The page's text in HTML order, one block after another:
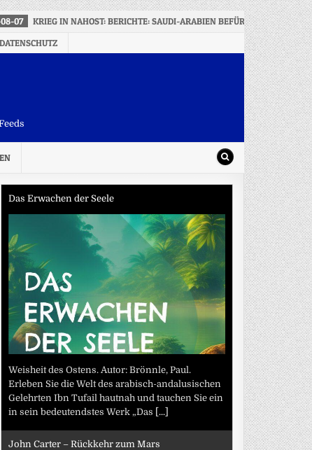
07
KRIEG IN NAHOST: BERICHTE: SAUDI-ARABIEN BEFÜRCHTET
Das Erwachen der Seele
Weisheit des Ostens. Autor: Brönnle, Paul.
Erleben Sie die Welt des arabisch-andalusischen
Gelehrten Ibn Tufail hautnah und tauchen Sie ein
in sein bedeutendstes Werk „Das [...]
John Carter – Rückkehr zum Mars